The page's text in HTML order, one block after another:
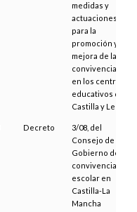
medidas y
actuaciones
para la
promoción y
mejora de la
convivencia
en los centros
educativos de
Castilla y León
Decreto
3/08, del
Consejo de
Gobierno de la
convivencia
escolar en
Castilla-La
Mancha